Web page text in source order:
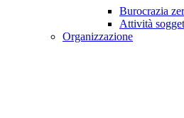
Burocrazia
Attività
Organizzazione